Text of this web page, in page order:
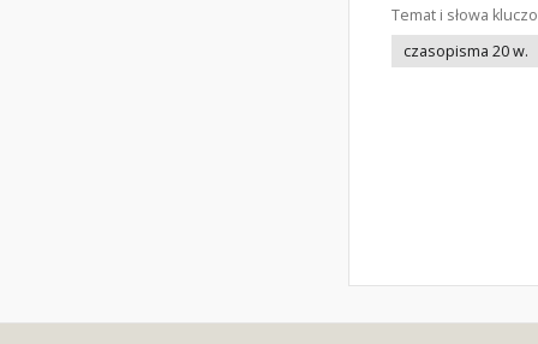
Temat i słowa
czasopisma 20 w.